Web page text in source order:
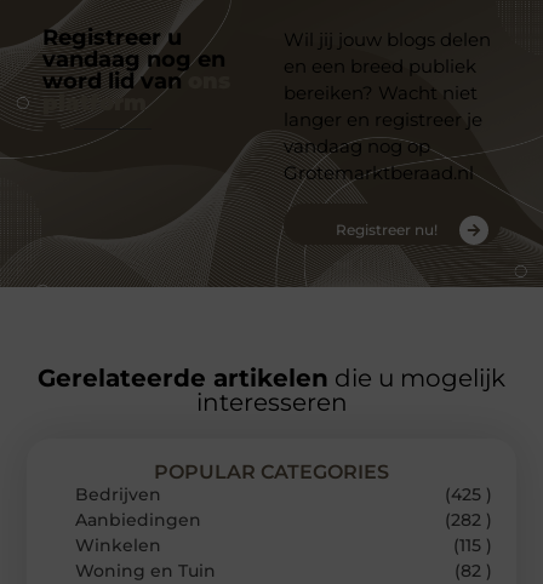
Registreer u
vandaag nog en
word lid van
platform
Wil jij jouw blogs delen
en een breed publiek
bereiken? Wacht niet
langer en registreer je
vandaag nog op
Grotemarktberaad.nl
Registreer nu!
Gerelateerde artikelen die u mogelijk
interesseren
POPULAR CATEGORIES
Bedrijven
(425 )
Aanbiedingen
(282 )
Winkelen
(115 )
Woning en Tuin
(82 )